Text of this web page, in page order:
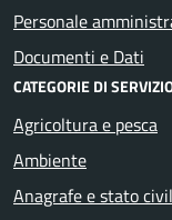
Personale
Documenti e Dati
CATEGORIE DI
Agricoltura e pesca
Ambiente
Anagrafe e stato